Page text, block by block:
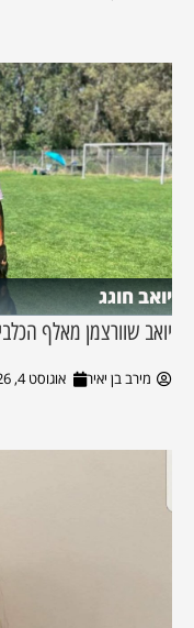
יואב חוגג
יואב שוורצמן מאלף
מירב בן יאיר אוגוסט 4, 2026